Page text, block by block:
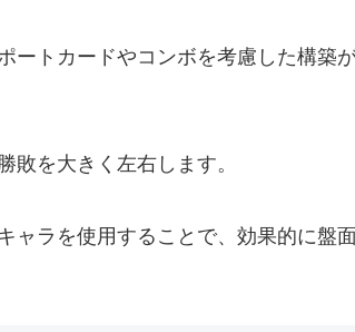
ートカードやコンボを考慮した構築
敗を大きく左右します。
ャラを使用することで、効果的に盤